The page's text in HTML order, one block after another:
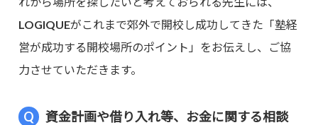
LOGIQUEがこれまで郊外で開校し成功してきた「塾経
営が成功する開校場所のポイント」をお伝えし、ご協
力させていただきます。
資金計画や借り入れ等、お金に関する相談